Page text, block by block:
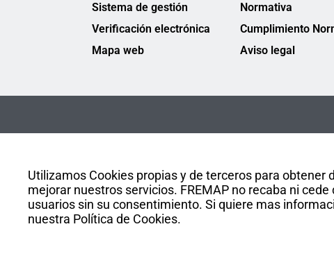
Utilizamos Cookies propias y de terceros para obtener
mejorar nuestros servicios. FREMAP no recaba ni
usuarios sin su consentimiento. Si quiere mas
nuestra Política de Cookies.
Sistema de gestión
Verificación electrónica
Mapa web
Normativa
Cumplimiento
Aviso legal